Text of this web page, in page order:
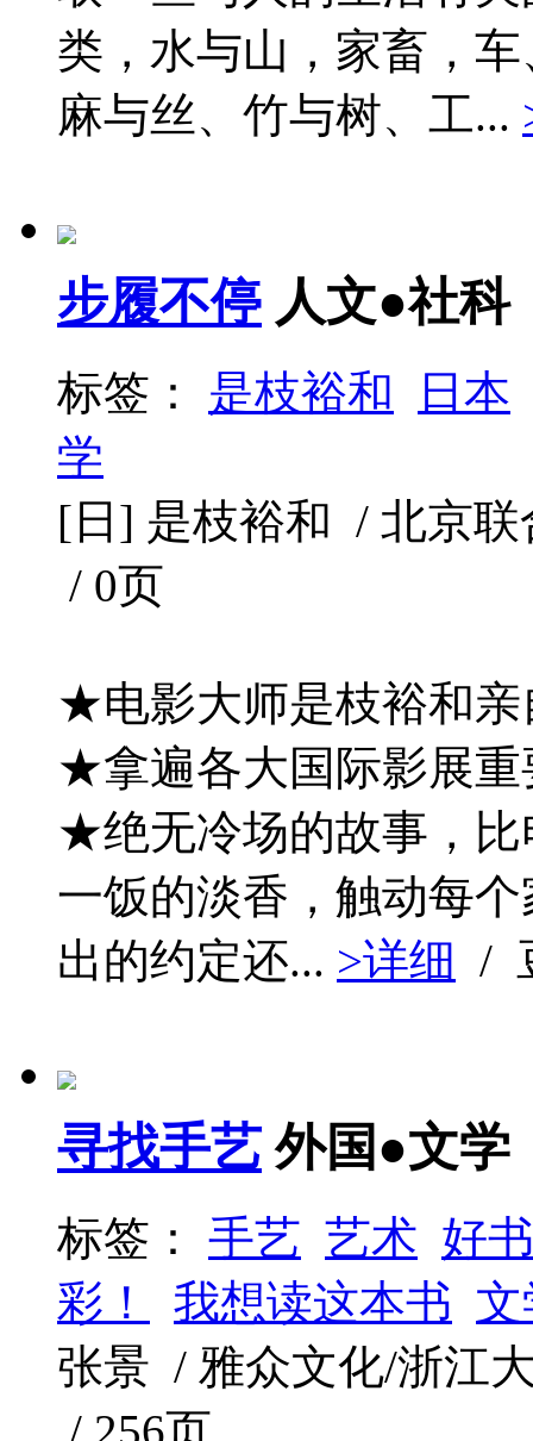
类，水与山，家畜，
麻与丝、竹与树、工...
步履不停 人文●社科
标签： 是枝裕和
日本
学
[日] 是枝裕和 / 北京
/ 0页
★电影大师是枝裕和亲
★拿遍各大国际影展重
★绝无冷场的故事，比
一饭的淡香，触动每
出的约定还... >详细 /
寻找手艺 外国●文学
标签： 手艺 艺术 好
彩！
我想读这本书
张景 / 雅众文化/浙江
/ 256页